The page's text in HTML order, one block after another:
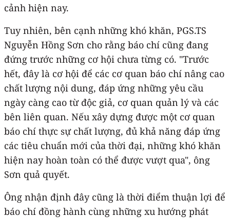
cảnh hiện nay.
Tuy nhiên, bên cạnh những khó khăn, PGS.TS
Nguyễn Hồng Sơn cho rằng báo chí cũng đang
đứng trước những cơ hội chưa từng có. "Trước
hết, đây là cơ hội để các cơ quan báo chí nâng cao
chất lượng nội dung, đáp ứng những yêu cầu
ngày càng cao từ độc giả, cơ quan quản lý và các
bên liên quan. Nếu xây dựng được một cơ quan
báo chí thực sự chất lượng, đủ khả năng đáp ứng
các tiêu chuẩn mới của thời đại, những khó khăn
hiện nay hoàn toàn có thể được vượt qua", ông
Sơn quả quyết.
Ông nhận định đây cũng là thời điểm thuận lợi để
báo chí đồng hành cùng những xu hướng phát